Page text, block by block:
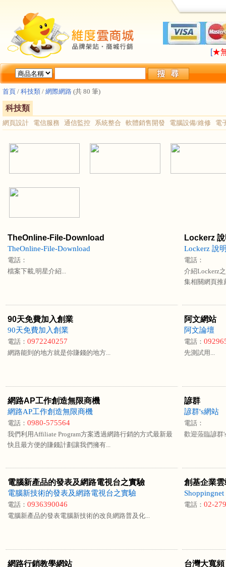
[★
首頁 / 科技類 / 網際網路 (共 80 筆)
科技類
網頁設計 電信服務 通信監控 系統整合 軟體銷售開發 電腦設備/維修 電
TheOnline-File-Download
TheOnline-File-Download
電話：
檔案下載,明星介紹...
Lockerz
Lockerz 說
電話：
介紹Lockerz
集相關網頁推
90天免費加入創業
90天免費加入創業
電話： 0972240257
網路能到的地方就是你賺錢的地方...
阿文網站
阿文論壇
電話：
先測試用...
網路AP工作創造無限商機
網路AP工作創造無限商機
電話： 0980-575564
我們利用Affiliate Program方案透過網路行銷的方式最新最
快且最方便的賺錢計劃讓我們擁有...
諺群
諺群's網站
電話：
歡迎蒞臨諺群
電腦新產品的發表及網路電視台之實驗
電腦新技術的發表及網路電視台之實驗
電話： 0936390046
電腦新產品的發表電腦新技術的改良網路普及化...
創基企業
電話： 02-
網路行銷教學網站 台灣大寬